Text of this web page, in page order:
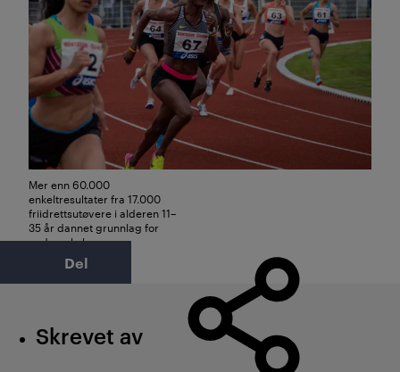
Mer enn 60.000
enkeltresultater fra 17.000
friidrettsutøvere i alderen 11–
35 år dannet grunnlag for
undersøkelsene.
Foto: Nicolas Hoizey
Del
Skrevet av